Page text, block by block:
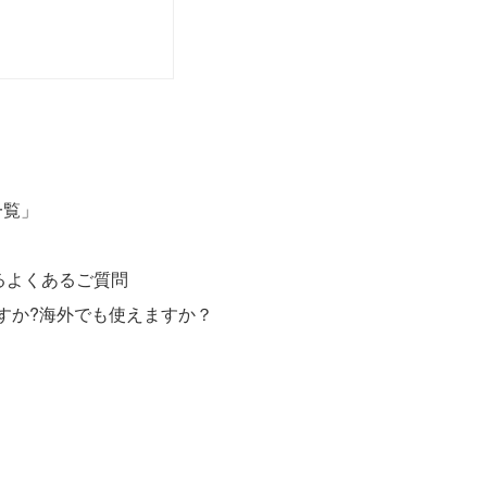
」
くあるご質問
?海外でも使えますか？